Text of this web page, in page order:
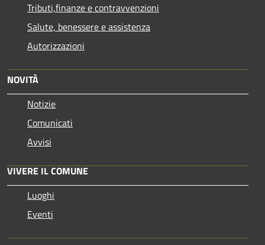
Tributi,finanze e contravvenzioni
Salute, benessere e assistenza
Autorizzazioni
NOVITÀ
Notizie
Comunicati
Avvisi
VIVERE IL COMUNE
Luoghi
Eventi